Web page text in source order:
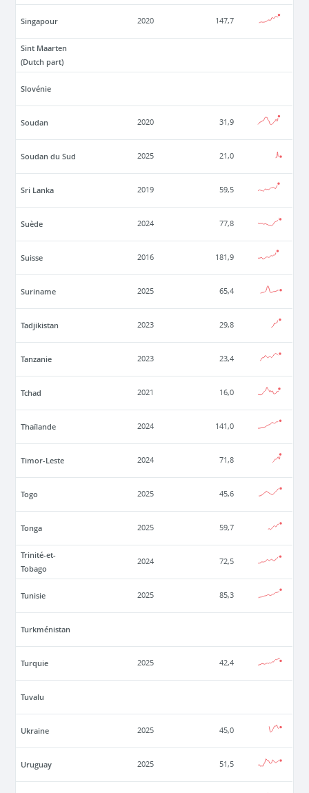
Singapour 2020 147,7
Sint Maarten
(Dutch part)
Slovénie
Soudan 2020 31,9
Soudan du Sud 2025 21,0
Sri Lanka 2019 59,5
Suède 2024 77,8
Suisse 2016 181,9
Suriname 2025 65,4
Tadjikistan 2023 29,8
Tanzanie 2023 23,4
Tchad 2021 16,0
Thaïlande 2024 141,0
Timor-Leste 2024 71,8
Togo 2025 45,6
Tonga 2025 59,7
Trinité-et-
Tobago
2024 72,5
Tunisie 2025 85,3
Turkménistan
Turquie 2025 42,4
Tuvalu
Ukraine 2025 45,0
Uruguay 2025 51,5